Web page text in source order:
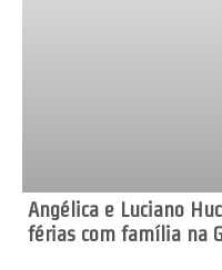
Angélica e Luciano
férias com família na